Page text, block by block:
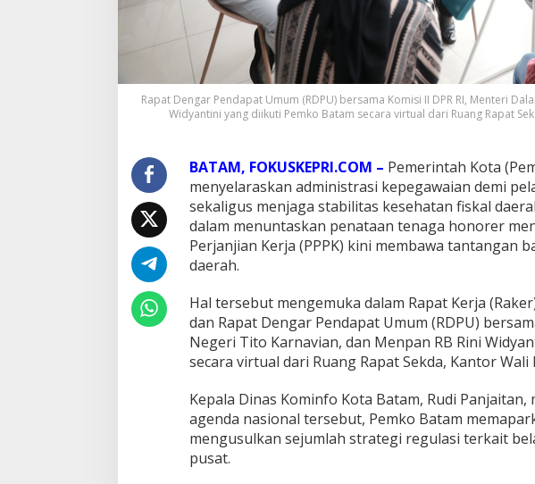
a
m
U
s
u
R
a
k
s
a
s
i
B
a
n
j
a
P
g
a
w
Rapat Dengar Pendapat Umum (RDPU) bersama Komisi II DPR RI, Menteri
Widyantini yang diikuti Pemko Batam secara virtual dari Ruang Rapat
BATAM, FOKUSKEPRI.COM – Pemerintah Kota
menyelaraskan administrasi kepegawaian demi
sekaligus menjaga stabilitas kesehatan fiskal
dalam menuntaskan penataan tenaga honorer
Perjanjian Kerja (PPPK) kini membawa tantangan
daerah.
Hal tersebut mengemuka dalam Rapat Kerja
dan Rapat Dengar Pendapat Umum (RDPU)
Negeri Tito Karnavian, dan Menpan RB Rini
secara virtual dari Ruang Rapat Sekda, Kantor Wali
Kepala Dinas Kominfo Kota Batam, Rudi
agenda nasional tersebut, Pemko Batam
mengusulkan sejumlah strategi regulasi terkait
pusat.